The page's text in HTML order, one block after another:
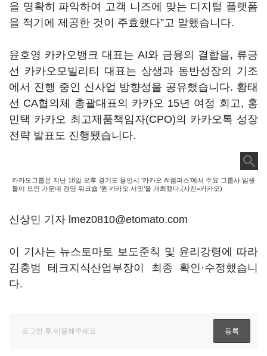
을 명확히 파악하여 고객 니즈에 맞는 디지털 플랫폼
을 적기에 제공한 것이 주효했다”고 말했습니다.
윤호영 카카오뱅크 대표는 AI와 금융의 결합을, 류긍
선 카카오모빌리티 대표는 상생과 동반성장의 기조
에서 진행 중인 신사업 방향성을 공유했습니다. 황태
선 CA협의체 총괄대표의 카카오 15년 여정 회고, 홍
민택 카카오 최고제품책임자(CPO)의 카카오톡 성장
전략 발표도 진행됐습니다.
카카오그룹은 지난 18일 오후 경기도 용인시 ‘카카오 AI캠퍼스’에서 주요 그룹사 임원
들이 모인 가운데 경영 워크숍 ‘원 카카오 서밋’을 개최했다.(사진=카카오)
신상민 기자 lmez0810@etomato.com
이 기사는 뉴스토마토 보도준칙 및 윤리강령에 따라
김충범 테크지식산업부장이 최종 확인·수정했습니
다.